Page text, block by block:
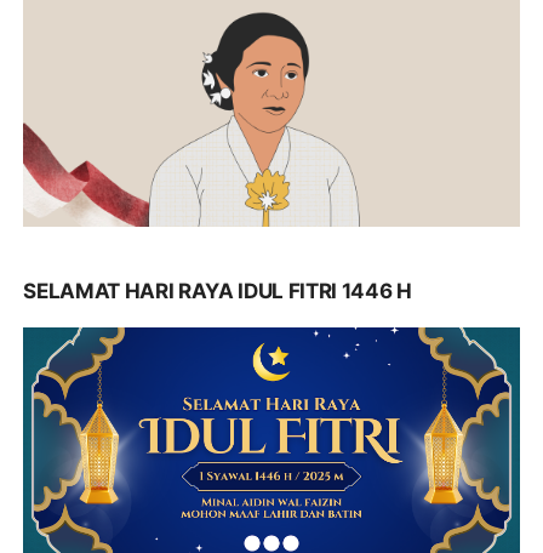
SELAMAT HARI RAYA IDUL FITRI 1446 H